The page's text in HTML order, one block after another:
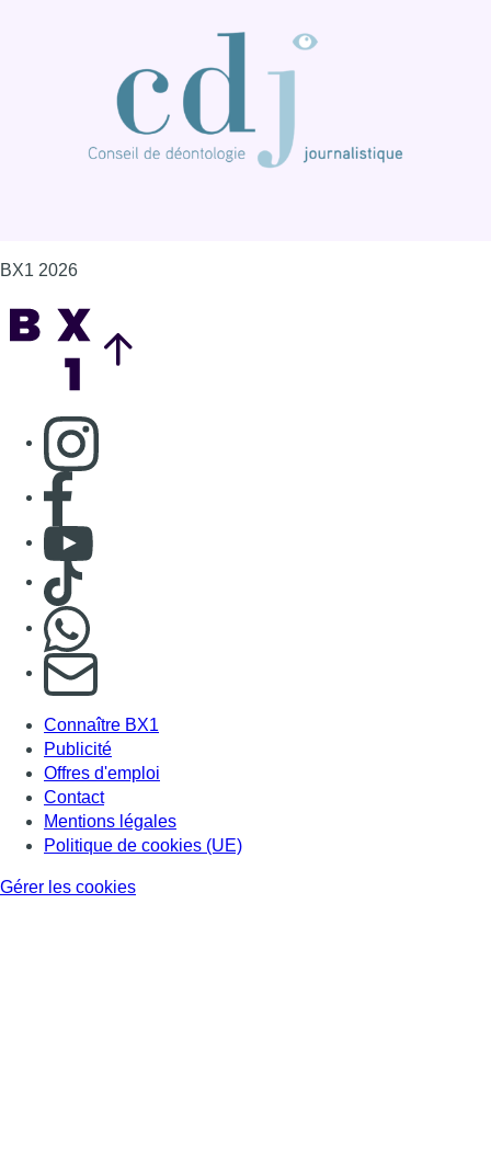
BX1 2026
Consulter page Instagram
Consulter page Facebook
Consulter Youtube
Consulter TikTok
S'abonner à notre newsletter
Connaître BX1
Publicité
Offres d'emploi
Contact
Mentions légales
Politique de cookies (UE)
Gérer les cookies